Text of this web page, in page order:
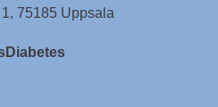
75185 Uppsala